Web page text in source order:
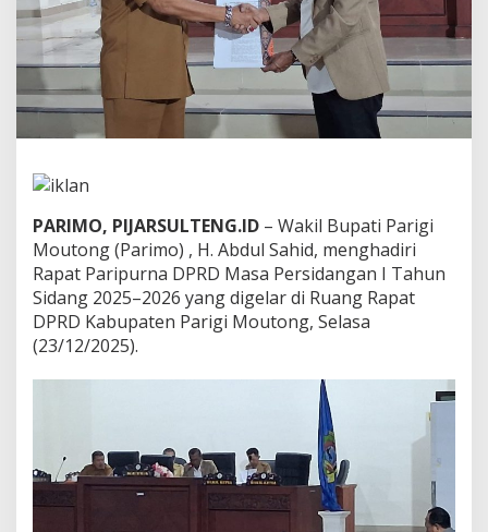
a
i
D
P
R
D
M
a
P
s
i
d
PARIMO, PIJARSULTENG.ID – Wakil Bupati Parigi
Moutong (Parimo) , H. Abdul Sahid, menghadiri
Rapat Paripurna DPRD Masa Persidangan I Tahun
Sidang 2025–2026 yang digelar di Ruang Rapat
DPRD Kabupaten Parigi Moutong, Selasa
(23/12/2025).